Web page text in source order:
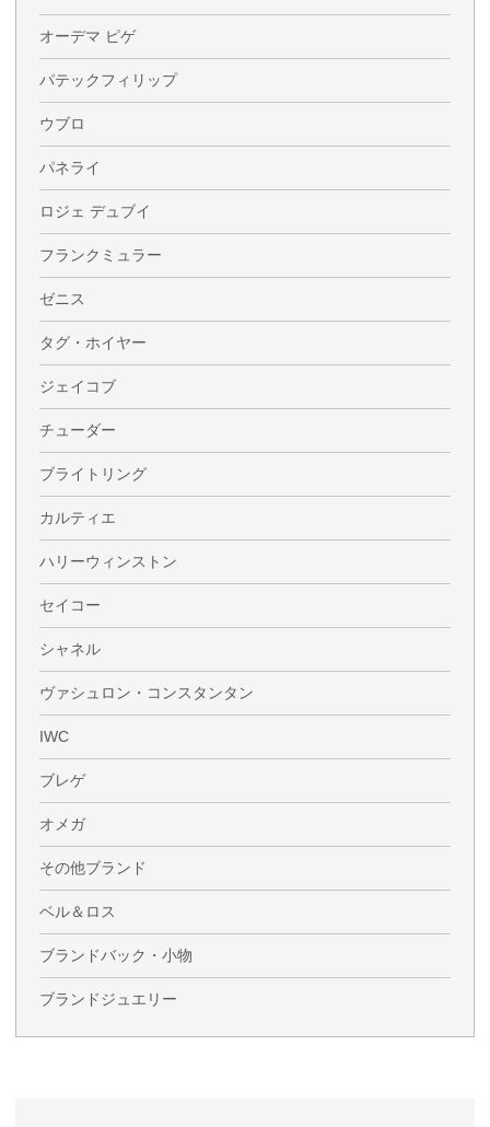
オーデマ ピゲ
パテックフィリップ
ウブロ
パネライ
ロジェ デュブイ
フランクミュラー
ゼニス
タグ・ホイヤー
ジェイコブ
チューダー
ブライトリング
カルティエ
ハリーウィンストン
セイコー
シャネル
ヴァシュロン・コンスタンタン
IWC
ブレゲ
オメガ
その他ブランド
ベル＆ロス
ブランドバック・小物
ブランドジュエリー